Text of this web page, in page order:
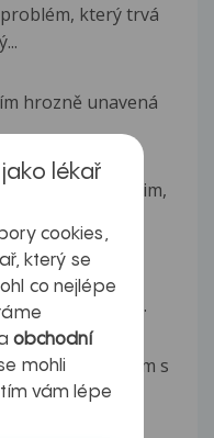
který trvá
hrozně unavená
stavkovat,prosim,
na
sluchu,když...
- Mám problém s
lékař
cookies,
který se
co nejlépe
obchodní
mohli
vám lépe